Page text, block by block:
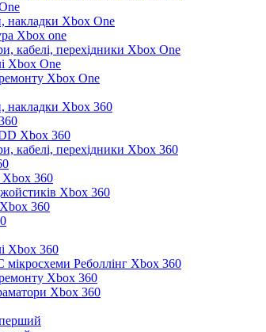
накладки Xbox One
Xbox one
кабелі, перехідники Xbox One
Xbox One
Xbox One
накладки Xbox 360
Xbox 360
кабелі, перехідники Xbox 360
Xbox 360
Xbox 360
360
Xbox 360
мікросхеми Реболлінг Xbox 360
Xbox 360
Xbox 360